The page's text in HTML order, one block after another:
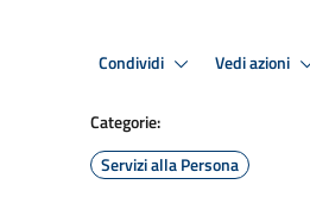
Condividi Vedi azioni
Categorie:
Servizi alla Persona